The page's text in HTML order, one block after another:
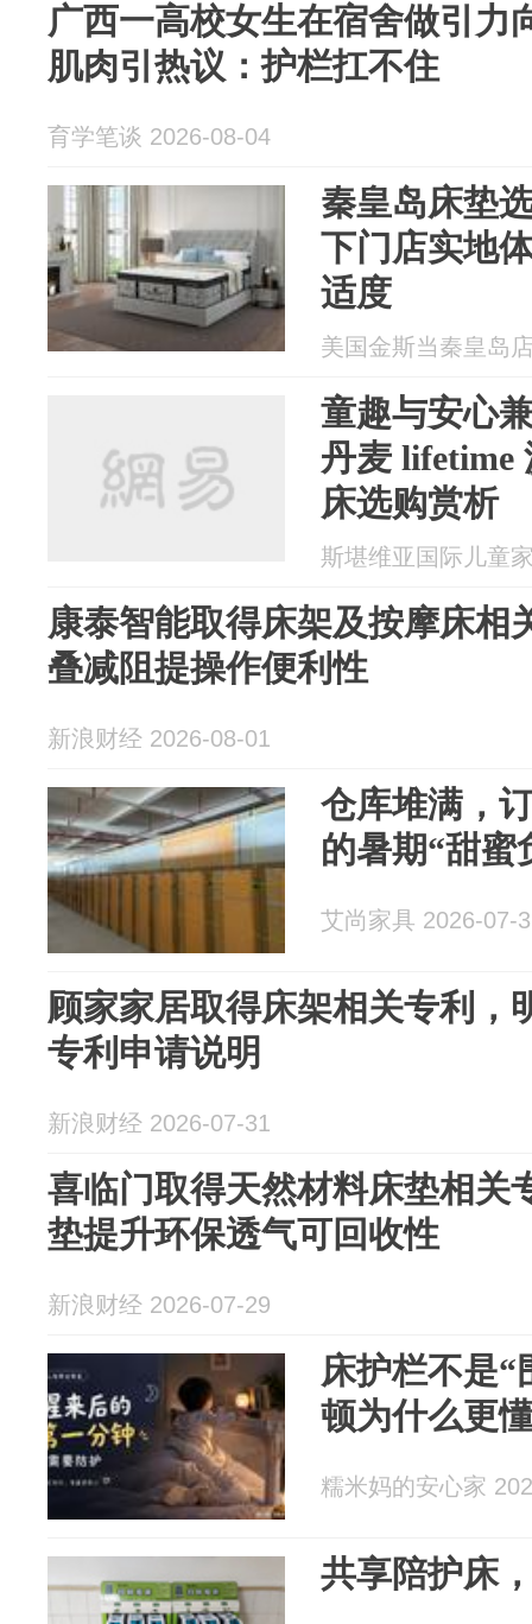
广西一高校女生在宿舍做引力
肌肉引热议：护栏扛不住
育学笔谈 2026-08-04
秦皇岛床垫
下门店实地
适度
美国金斯当秦皇岛
童趣与安心
丹麦 lifetime
床选购赏析
斯堪维亚国际儿童
康泰智能取得床架及按摩床相
叠减阻提操作便利性
新浪财经 2026-08-01
仓库堆满，
的暑期“甜蜜
艾尚家具 2026-07-
顾家家居取得床架相关专利，
专利申请说明
新浪财经 2026-07-31
喜临门取得天然材料床垫相关
垫提升环保透气可回收性
新浪财经 2026-07-29
床护栏不是“
顿为什么更
糯米妈的安心家
共享陪护床